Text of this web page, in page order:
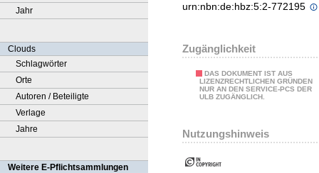
Jahr
Clouds
Schlagwörter
Orte
Autoren / Beteiligte
Verlage
Jahre
Weitere E-Pflichtsammlungen
urn:nbn:de:hbz:5:2-772195
Zugänglichkeit
DAS DOKUMENT IST AUS
LIZENZRECHTLICHEN GRÜNDEN
NUR AN DEN SERVICE-PCS DER
ULB ZUGÄNGLICH.
Nutzungshinweis